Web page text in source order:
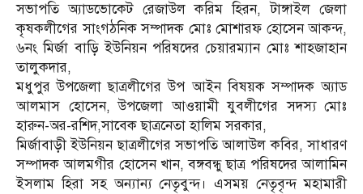
সভাপতি অ্যাডভোকেট রেজাউল করিম হিরন, টাঙ্গাইল জেলা
কৃষকলীগের সাংগঠনিক সম্পাদক মোঃ মোশারফ হোসেন আকন্দ,
৬নং মির্জা বাড়ি ইউনিয়ন পরিষদের চেয়ারম্যান মোঃ শাহজাহান
তালুকদার,
মধুপুর উপজেলা ছাত্রলীগের উপ আইন বিষয়ক সম্পাদক অ্যাড
আলমাস হোসেন, উপজেলা আওয়ামী যুবলীগের সদস্য মোঃ
হারুন-অর-রশিদ,সাবেক ছাত্রনেতা হালিম সরকার,
মির্জাবাড়ী ইউনিয়ন ছাত্রলীগের সভাপতি আলাউল কবির, সাধারণ
সম্পাদক আলমগীর হোসেন খান, বঙ্গবন্ধু ছাত্র পরিষদের আলামিন
ইসলাম হিরা সহ অন্যান্য নেতৃবুন্দ। এসময় নেতৃবৃন্দ মহামারী